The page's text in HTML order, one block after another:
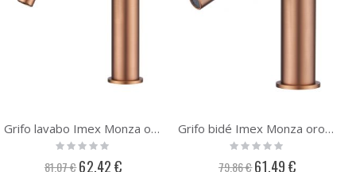
Grifo lavabo Imex Monza oro rosa BDM039-1ORC
Rating:
0%
81,07 € Precio
62,42 €
Grifo bidé Imex Monza oro rosa BDM039-2ORC
Rating:
0%
79,86 € Precio
61,49 €